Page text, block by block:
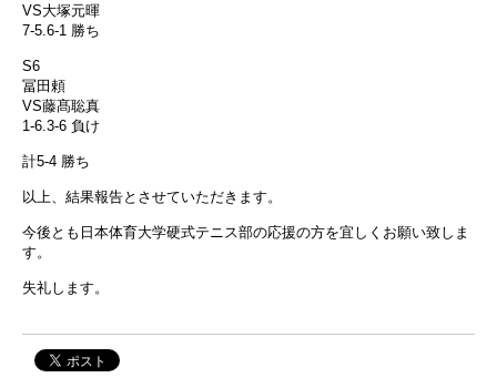
VS大塚元暉
7-5.6-1 勝ち
S6
冨田頼
VS藤髙聡真
1-6.3-6 負け
計5-4 勝ち
以上、結果報告とさせていただきます。
今後とも日本体育大学硬式テニス部の応援の方を宜しくお願い致しま
す。
失礼します。